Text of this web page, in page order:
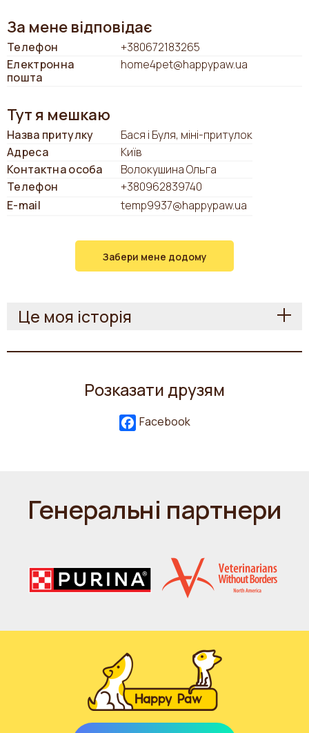
За мене відповідає
Телефон
+380672183265
Електронна
пошта
home4pet@happypaw.ua
Тут я мешкаю
Назва притулку
Бася і Буля, міні-притулок
Адреса
Київ
Контактна особа
Волокушина Ольга
Телефон
+380962839740
E-mail
temp9937@happypaw.ua
Забери мене додому
Це моя історія
Розказати друзям
Facebook
Генеральні партнери